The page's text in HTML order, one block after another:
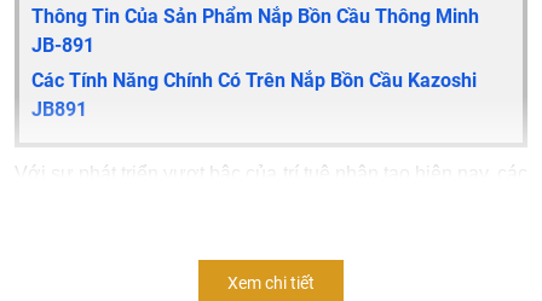
Thông Tin Của Sản Phẩm Nắp Bồn Cầu Thông Minh
JB-891
Các Tính Năng Chính Có Trên Nắp Bồn Cầu Kazoshi
JB891
Với sự phát triển vượt bậc của trí tuệ nhân tạo hiện nay, các
phẩm công nghệ nâng cao đời sống sinh hoạt không thể
không nhắc đến. Cùng tìm hiểu kỹ hơn về sản phẩm
Xem chi tiết